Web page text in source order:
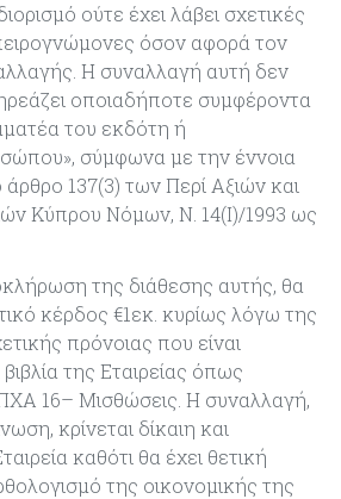
ούτε έχει λάβει σχετικές
όσον αφορά τον
Η συναλλαγή αυτή δεν
οποιαδήποτε συμφέροντα
του εκδότη ή
σύμφωνα με την έννοια
137(3) των Περί Αξιών και
Κύπρου Νόμων, Ν. 14(Ι)/1993 ως
της διάθεσης αυτής, θα
κέρδος €1εκ. κυρίως λόγω της
πρόνοιας που είναι
της Εταιρείας όπως
16– Μισθώσεις. Η συναλλαγή,
κρίνεται δίκαιη και
καθότι θα έχει θετική
της οικονομικής της